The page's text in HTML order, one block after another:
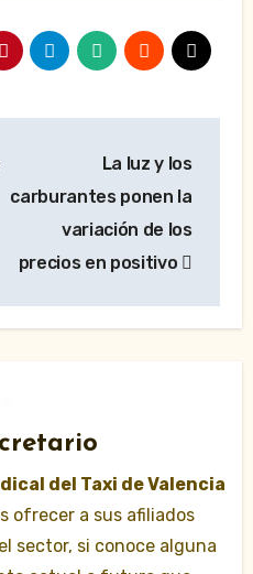
La luz y los
carburantes ponen la
variación de los
precios en positivo
del Taxi de Valencia
ofrecer a sus afiliados
sector, si conoce alguna